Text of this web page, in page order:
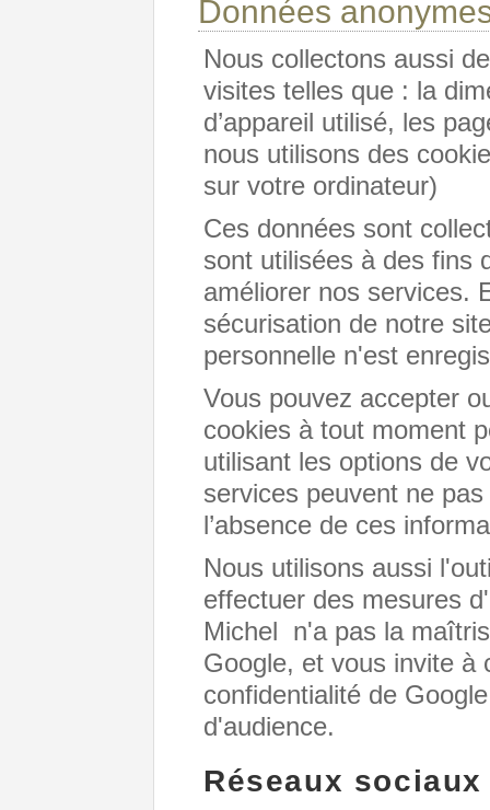
Données
Nous collectons aussi
visites telles que : la
d’appareil utilisé, les
nous utilisons des
sur votre ordinateur)
Ces données sont
sont utilisées à des fins
améliorer nos services.
sécurisation de notre
personnelle n'est
Vous pouvez accepter
cookies à tout moment
utilisant les options de
services peuvent ne
l’absence de ces
Nous utilisons aussi
effectuer des mesures
Michel n'a pas la
Google, et vous invite à
confidentialité de
d'audience.
Réseaux sociaux